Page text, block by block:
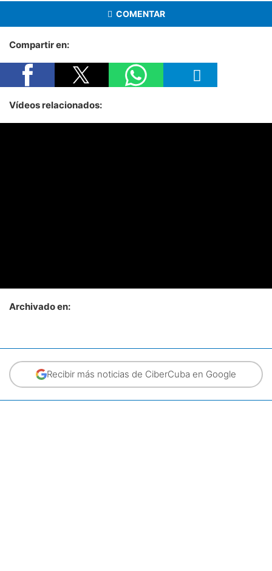
COMENTAR
Compartir en:
Vídeos relacionados:
Archivado en:
Recibir más noticias de CiberCuba en Google